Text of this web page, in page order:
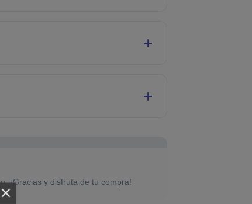
¡Gracias y disfruta de tu compra!